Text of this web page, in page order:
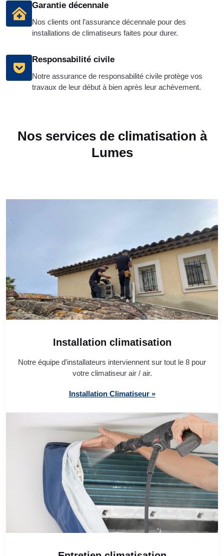
Garantie décennale
Nos clients ont l’assurance décennale pour des
installations de climatiseurs faites pour durer.
Responsabilité civile
Notre assurance de responsabilité civile protège vos
travaux de leur début à bien après leur achèvement.
Nos services de climatisation à
Lumes
Installation climatisation
Notre équipe d'installateurs interviennent sur tout le 8 pour
votre climatiseur air / air.
Installation Climatiseur »